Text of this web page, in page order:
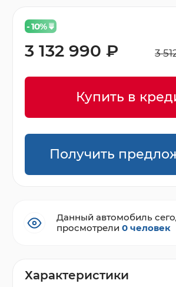
Характеристики
- 10%
3
3 132 990 ₽
Купить в
Получить
Данный автомобиль
просмотрели0 человек